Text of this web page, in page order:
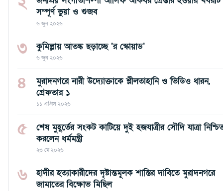
সম্পূর্ণ ভুয়া ও গুজব
৬ জুন ২০২৬
৩ কুমিল্লায় আতঙ্ক ছড়াচ্ছে ‘র স্কোয়াড’
৬ জুন ২০২৬
৪
মুরাদনগরে নারী উদ্যোক্তাকে শ্লীলতাহানি ও ভিডিও ধারন,
গ্রেফতার ১
১১ এপ্রিল ২০২৬
৫
শেষ মুহূর্তের সংকট কাটিয়ে দুই হজযাত্রীর সৌদি যাত্রা
করলেন ধর্মমন্ত্রী
২৩ মে ২০২৬
৬
হাদীর হত্যাকারীদের দৃষ্টান্তমূলক শাস্তির দাবিতে মুরাদনগরে
জামাতের বিক্ষোভ মিছিল